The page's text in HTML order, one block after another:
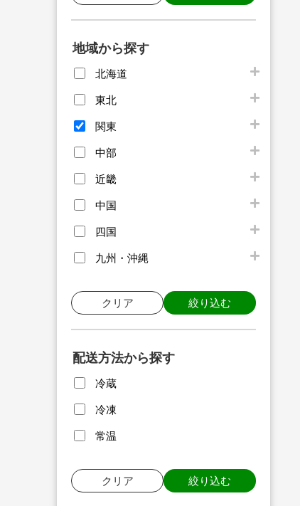
地域から探す
北海道
東北
関東
中部
近畿
中国
四国
九州・沖縄
クリア 絞り込む
配送方法から探す
冷蔵
冷凍
常温
クリア 絞り込む